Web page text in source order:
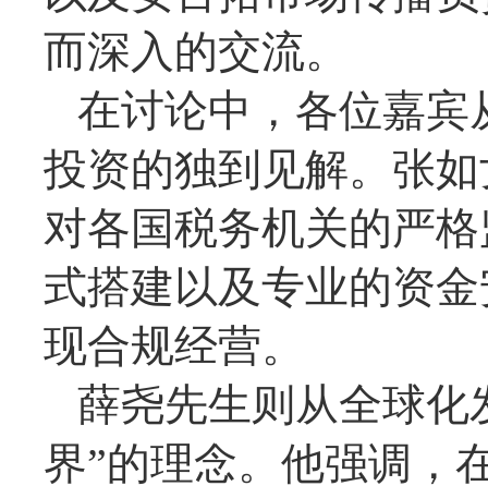
而深入的交流。
在讨论中，各位嘉宾
投资的独到见解。张
对各国税务机关的严
式搭建以及专业的资
现合规经营。
薛尧先生则从全球化
界”的理念。他强调，